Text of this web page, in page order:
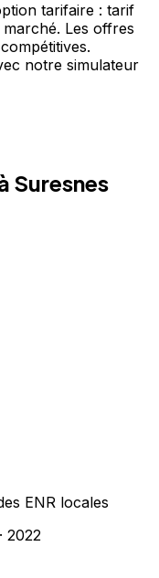
tarifaire : tarif
Les offres
notre simulateur
Suresnes
ENR locales
2022